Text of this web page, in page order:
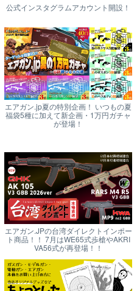
公式インスタグラムアカウント開設！
エアガン.jp夏の特別企画！ いつもの夏
福袋5種に加えて新企画・1万円ガチャ
が登場！
エアガン.JPの台湾ダイレクトインポー
ト商品！！ 7月はWE65式歩槍やAKRI
VA56式が再登場！！